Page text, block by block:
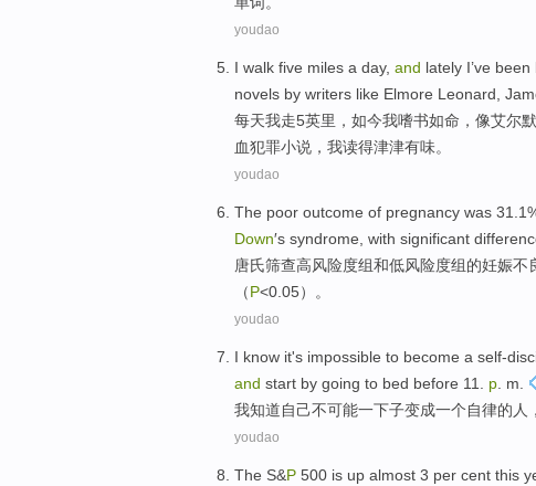
youdao
I walk five miles a day, and lately I’ve been
novels by writers like Elmore Leonard,
每天我走5英里 ，如今我嗜书如命， 像艾尔默
血犯罪小说 ，我读得津津有味。
youdao
The poor outcome of pregnancy was
Down′s syndrome, with significant
唐氏筛查高风险度组和低风险度组的妊娠不
（P<0.05）。
youdao
I know it's impossible to become a self-
and start by going to bed before 11. p . m
我知道自己不可能一下子变成一个自律的 人 ，
youdao
The S&P 500 is up almost 3 per cent this